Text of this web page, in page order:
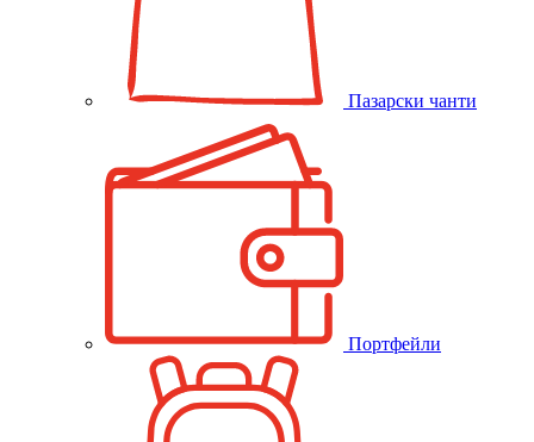
Пазарски чанти
Портфейли